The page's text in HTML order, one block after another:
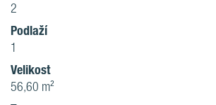
2
Podlaží
1
Velikost
56,60 m²